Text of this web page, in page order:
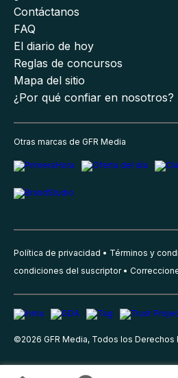
Contáctanos
FAQ
El diario de hoy
Reglas de concursos
Mapa del sitio
¿Por qué confiar en nosotros?
Otras marcas de GFR Media
Política de privacidad Términos y
condiciones del suscriptor
©2026 GFR Media, Todos los Derechos